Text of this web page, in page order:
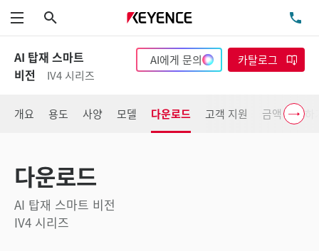
메뉴
AI 탑재 스마트
비전
IV4 시리즈
AI에게 문의 카탈로그
개요 용도 사양 모델 다운로드 고객 지원 금액 확인하
다운로드
AI 탑재 스마트 비전
IV4 시리즈